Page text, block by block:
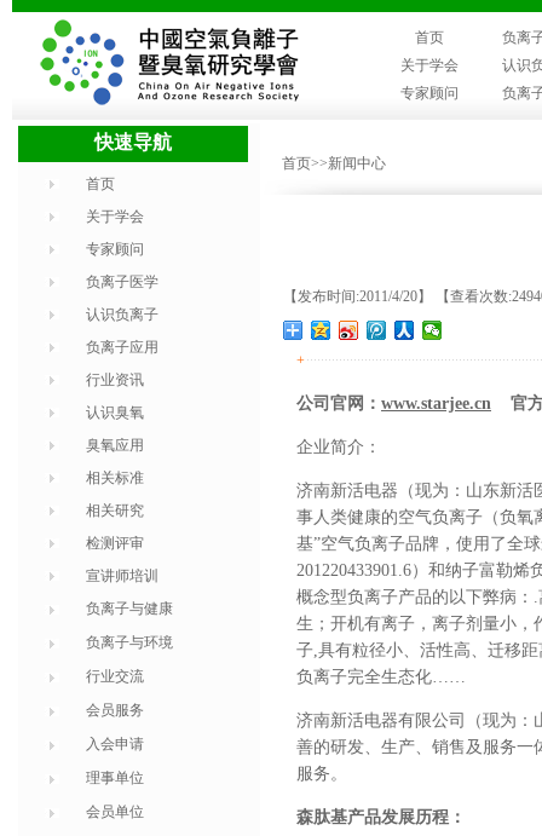
首页
负离
关于学会
认识
专家顾问
负离
快速导航
首页
关于学会
专家顾问
负离子医学
认识负离子
负离子应用
行业资讯
认识臭氧
臭氧应用
相关标准
相关研究
检测评审
宣讲师培训
负离子与健康
负离子与环境
行业交流
会员服务
入会申请
理事单位
会员单位
首页>>新闻中心
【发布时间:2011/4/20】 【查看次数
+
公司官网 ： www.starjee.cn 官
企业简介：
济南新活电器 （现为：山东新
事人类健康的空气负离子（负氧
基”空气负离子品牌，使用了全
201220433901.6）和纳子富勒烯
概念型负离子产品的以下弊病： .
生；开机有离子，离子剂量小，
子,具有粒径小、活性高、迁移
负离子完全生态化……
济南新活电器有限公司
（现为
善的研发、生产、销售及服务一
服务。
森肽基产品发展历程：